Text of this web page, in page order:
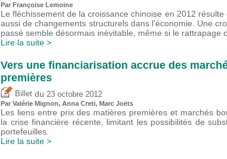
Par Françoise Lemoine
Le fléchissement de la croissance chinoise en 2012
aussi de changements structurels dans l'économie. Une
passé semble désormais inévitable, même si le rattrapage
Lire la suite >
Vers une financiarisation accrue des
premières
Billet du 23 octobre 2012
Par Valérie Mignon, Anna Creti, Marc Joëts
Les liens entre prix des matières premières et marchés
la crise financière récente, limitant les possibilités de
portefeuilles.
Lire la suite >